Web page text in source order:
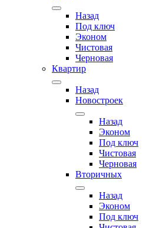
Назад
Под ключ
Эконом
Чистовая
Черновая
Квартир
Назад
Новостроек
Назад
Эконом
Под ключ
Чистовая
Черновая
Вторичных
Назад
Эконом
Под ключ